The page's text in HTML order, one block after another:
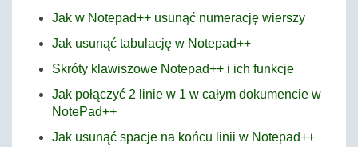
Jak w Notepad++ usunąć numerację wierszy
Jak usunąć tabulację w Notepad++
Skróty klawiszowe Notepad++ i ich funkcje
Jak połączyć 2 linie w 1 w całym dokumencie w
NotePad++
Jak usunąć spacje na końcu linii w Notepad++